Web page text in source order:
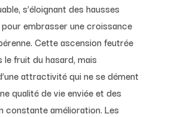
s’éloignant des hausses
embrasser une croissance
Cette ascension feutrée
le fruit du hasard, mais
attractivité qui ne se dément
qualité de vie enviée et des
constante amélioration. Les